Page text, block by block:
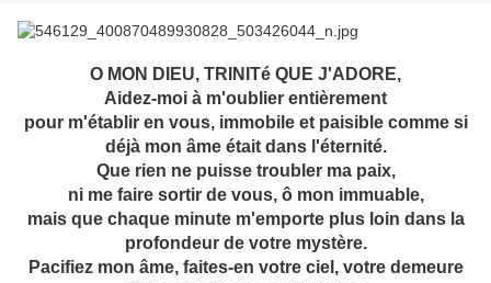
O MON DIEU, TRINITé QUE J'ADORE,
Aidez-moi à m'oublier entièrement
pour m'établir en vous, immobile et paisible comme si
déjà mon âme était dans l'éternité.
Que rien ne puisse troubler ma paix,
ni me faire sortir de vous, ô mon immuable,
mais que chaque minute m'emporte plus loin dans la
profondeur de votre mystère.
Pacifiez mon âme, faites-en votre ciel, votre demeure